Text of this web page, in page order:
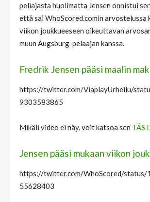
peliajasta huolimatta Jensen onnistui
että sai WhoScored.comin arvostelussa
viikon joukkueeseen oikeuttavan
muun Augsburg-pelaajan kanssa.
Fredrik Jensen pääsi maalin
https://twitter.com/ViaplayUrheilu/
9303583865
Mikäli video ei näy, voit katsoa sen
Jensen pääsi mukaan viikon
https://twitter.com/WhoScored/status/
55628403